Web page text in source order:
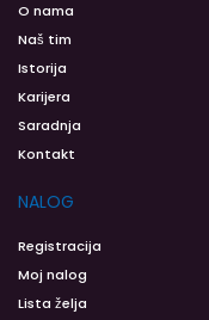
O nama
Naš tim
Istorija
Karijera
Saradnja
Kontakt
NALOG
Registracija
Moj nalog
Lista želja